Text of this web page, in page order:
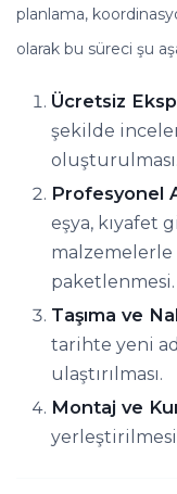
planlama,
olarak bu süreci şu
Ücretsiz
şekilde
oluşturulması.
Profesyonel
eşya, kıyafet
paketlenmesi.
Taşıma ve
tarihte yeni
ulaştırılması.
Montaj ve